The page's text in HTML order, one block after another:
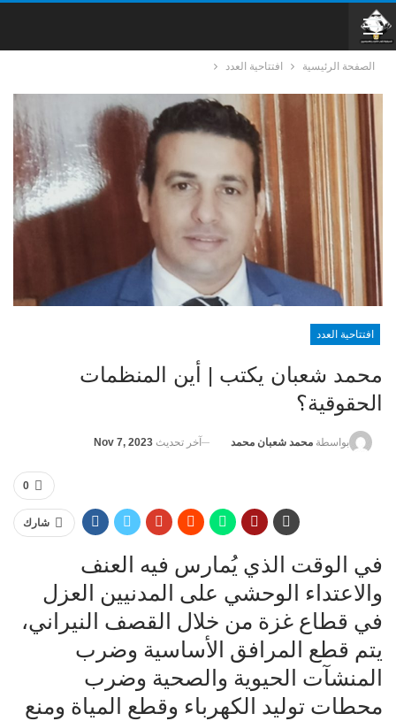
الصفحة الرئيسية افتتاحية العدد
افتتاحية العدد
محمد شعبان يكتب | أين المنظمات
الحقوقية؟
بواسطة محمد شعبان محمد آخر تحديث Nov 7, 2023
0
شارك
في الوقت الذي يُمارس فيه العنف
والاعتداء الوحشي على المدنيين العزل
في قطاع غزة من خلال القصف النيراني،
يتم قطع المرافق الأساسية وضرب
المنشآت الحيوية والصحية وضرب
محطات توليد الكهرباء وقطع المياة ومنع